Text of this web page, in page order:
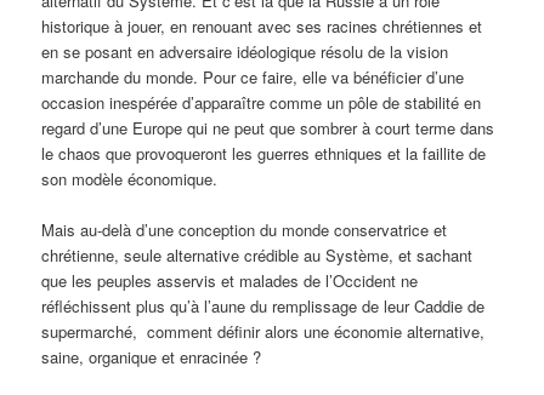
historique à jouer, en renouant avec ses racines chrétiennes et
en se posant en adversaire idéologique résolu de la vision
marchande du monde. Pour ce faire, elle va bénéficier d’une
occasion inespérée d’apparaître comme un pôle de stabilité en
regard d’une Europe qui ne peut que sombrer à court terme dans
le chaos que provoqueront les guerres ethniques et la faillite de
son modèle économique.
Mais au-delà d’une conception du monde conservatrice et
chrétienne, seule alternative crédible au Système, et sachant
que les peuples asservis et malades de l’Occident ne
réfléchissent plus qu’à l’aune du remplissage de leur Caddie de
supermarché, comment définir alors une économie alternative,
saine, organique et enracinée ?